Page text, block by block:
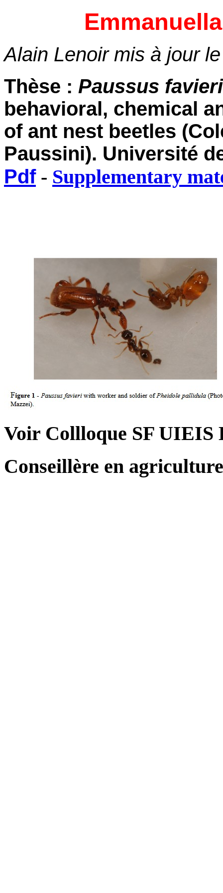
Alain Lenoir mis à jour
Thèse : Paussus favieri
behavioral, chemical
of ant nest beetles
Paussini). Université
Pdf- Supplementary
Voir Collloque SF UIEIS
Conseillère en